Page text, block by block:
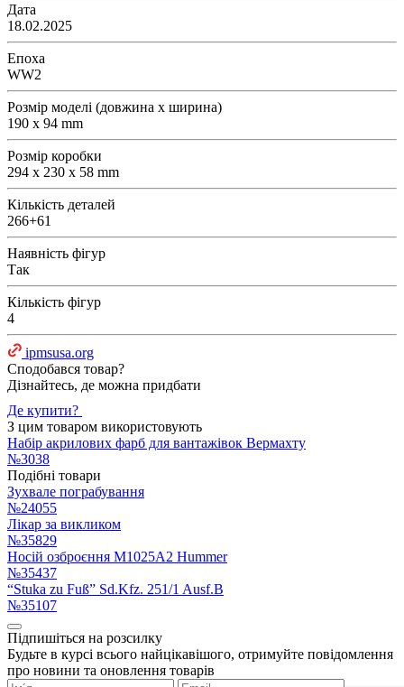
Дата
18.02.2025
Епоха
WW2
Розмір моделі (довжина х ширина)
190 x 94 mm
Розмір коробки
294 x 230 x 58 mm
Кількість деталей
266+61
Наявність фігур
Так
Кількість фігур
4
ipmsusa.org
Сподобався товар?
Дізнайтесь, де можна придбати
Де купити?
З цим товаром використовують
Набір акрилових фарб для вантажівок Вермахту
№3038
Подібні товари
Зухвале пограбування
№24055
Лікар за викликом
№35829
Носій озброєння M1025A2 Hummer
№35437
“Stuka zu Fuß” Sd.Kfz. 251/1 Ausf.B
№35107
Підпишіться на розсилку
Будьте в курсі всього найцікавішого, отримуйте повідомлення
про новини та оновлення товарів